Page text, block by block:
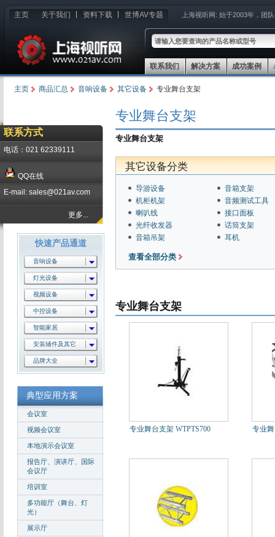
主页 关于我们 资料下载 世博AV专题 上海视听网: 始于2003年，团
联系我们 解决方案 成功案例
主页 商品汇总 音响设备 其它设备 专业舞台支架
联系方式
电话：021 62339111
QQ在线
E-mail: sales@021av.com
更多...
快速产品通道
音响设备
灯光设备
视频设备
中控设备
智能家居
安装辅件及其它
品牌大全
典型应用方案
会议室
视频会议室
本地演示会议室
报告厅、演讲厅、国际
会议厅
培训室
多功能厅（舞台、灯
光）
展示厅
专业舞台支架
专业舞台支架
其它设备分类
导游设备
机柜机架
喇叭线
光纤收发器
音箱吊架
音箱支架
音频测试工具
接口面板
话筒支架
耳机
查看全部分类
专业舞台支架
专业舞台支架 WTPTS700 专业